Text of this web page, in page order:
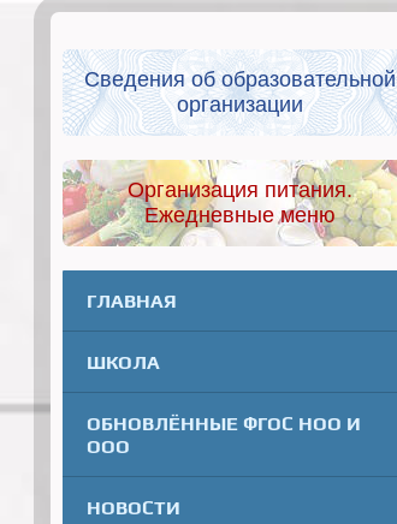
Сведения об образовательной
организации
Организация питания.
Ежедневные меню
ГЛАВНАЯ
ШКОЛА
ОБНОВЛЁННЫЕ ФГОС НОО И
ООО
НОВОСТИ